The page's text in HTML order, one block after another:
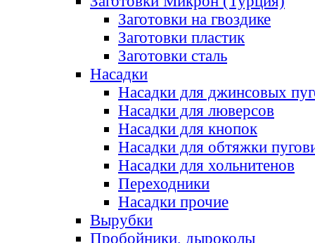
Заготовки на гвоздике
Заготовки пластик
Заготовки сталь
Насадки
Насадки для джинсовых
Насадки для люверсов
Насадки для кнопок
Насадки для обтяжки
Насадки для хольнитенов
Переходники
Насадки прочие
Вырубки
Пробойники, дыроколы